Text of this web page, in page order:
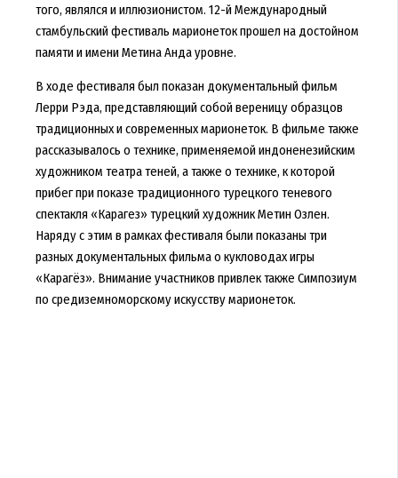
того, являлся и иллюзионистом. 12-й Международный
стамбульский фестиваль марионеток прошел на достойном
памяти и имени Метина Анда уровне.
В ходе фестиваля был показан документальный фильм
Лерри Рэда, представляющий собой вереницу образцов
традиционных и современных марионеток. В фильме также
рассказывалось о технике, применяемой индоненезийским
художником театра теней, а также о технике, к которой
прибег при показе традиционного турецкого теневого
спектакля «Карагез» турецкий художник Метин Озлен.
Наряду с этим в рамках фестиваля были показаны три
разных документальных фильма о кукловодах игры
«Карагёз». Внимание участников привлек также Симпозиум
по средиземноморскому искусству марионеток.